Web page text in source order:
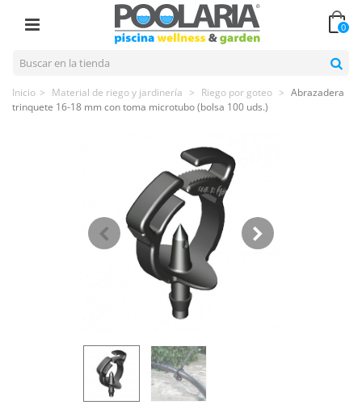
0
Inicio > Material de riego y jardinería > Riego por goteo > Abrazadera
trinquete 16-18 mm con toma microtubo (bolsa 100 uds.)